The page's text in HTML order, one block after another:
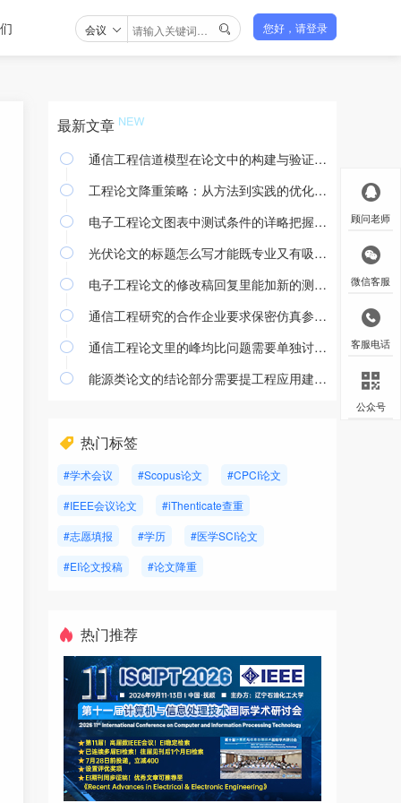
会议  您好，请登录
最新文章
 通信工程信道模型在论文中的构建与验证方法
 工程论文降重策略：从方法到实践的优化途径
 电子工程论文图表中测试条件的详略把握与撰写规范
 光伏论文的标题怎么写才能既专业又有吸引力
 电子工程论文的修改稿回复里能加新的测试结果吗
 通信工程研究的合作企业要求保密仿真参数怎么处理
 通信工程论文里的峰均比问题需要单独讨论吗
 能源类论文的结论部分需要提工程应用建议吗
热门标签
#学术会议 #Scopus论文
#CPCI论文
#IEEE会议论文
#iThenticate查重
#志愿填报
#学历
#医学SCI论文
#EI论文投稿
#论文降重
热门推荐
顾问老师
微信客服
客服电话
公众号